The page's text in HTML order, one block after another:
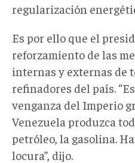
regularización
Es por ello que el
reforzamiento de las
internas y externas de
refinadores del país.
venganza del Imperio
Venezuela produzca
petróleo, la gasolina.
locura”, dijo.